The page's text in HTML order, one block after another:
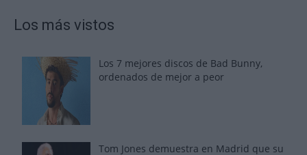
Los más vistos
Los 7 mejores discos de Bad Bunny,
ordenados de mejor a peor
Tom Jones demuestra en Madrid que su